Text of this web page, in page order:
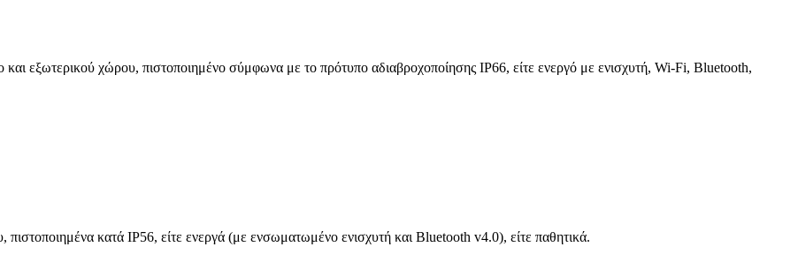
εξωτερικού χώρου, πιστοποιημένο σύμφωνα με το πρότυπο αδιαβροχοποίησης IP66, είτε ενεργό με ενισχυτή, Wi-Fi, Bluetooth,
κατά IP56, είτε ενεργά (με ενσωματωμένο ενισχυτή και Bluetooth v4.0), είτε παθητικά.